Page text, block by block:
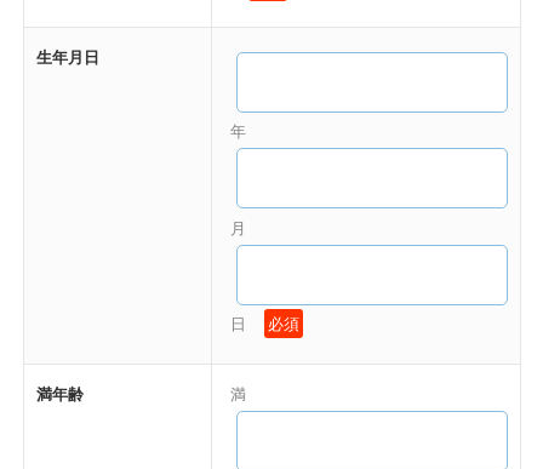
生年月日
年
月
日 必須
満年齢 満